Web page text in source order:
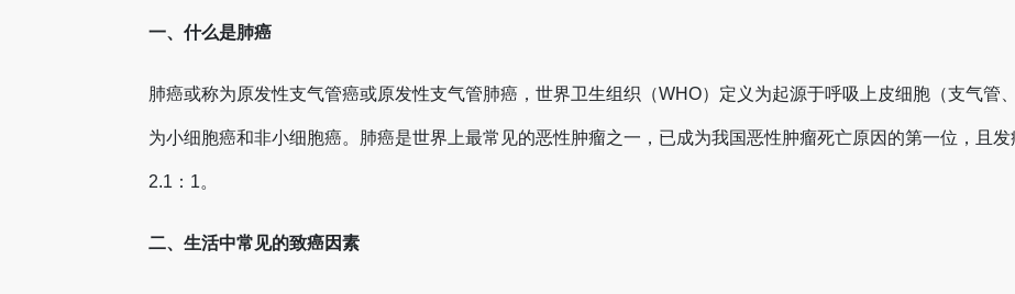
一、什么是肺癌
肺癌或称为原发性支气管癌或原发性支气管肺癌，世界卫生组织（WHO）定义为起源于呼吸上皮细胞（支气管
为小细胞癌和非小细胞癌。肺癌是世界上最常见的恶性肿瘤之一，已成为我国恶性肿瘤死亡原因的第一位，且
2.1：1。
二、生活中常见的致癌因素